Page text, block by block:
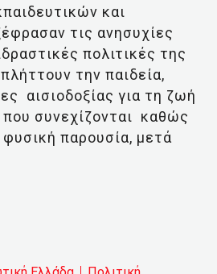
και
τις ανησυχίες
πολιτικές της
την παιδεία,
αισιοδοξίας για τη ζωή
συνεχίζονται καθώς
παρουσία, μετά